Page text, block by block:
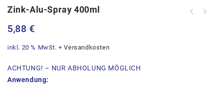
Zink-Alu-Spray 400ml
5,88 €
inkl. 20 % MwSt. +Versandkosten
ACHTUNG! – NUR ABHOLUNG MÖGLICH
Anwendung: